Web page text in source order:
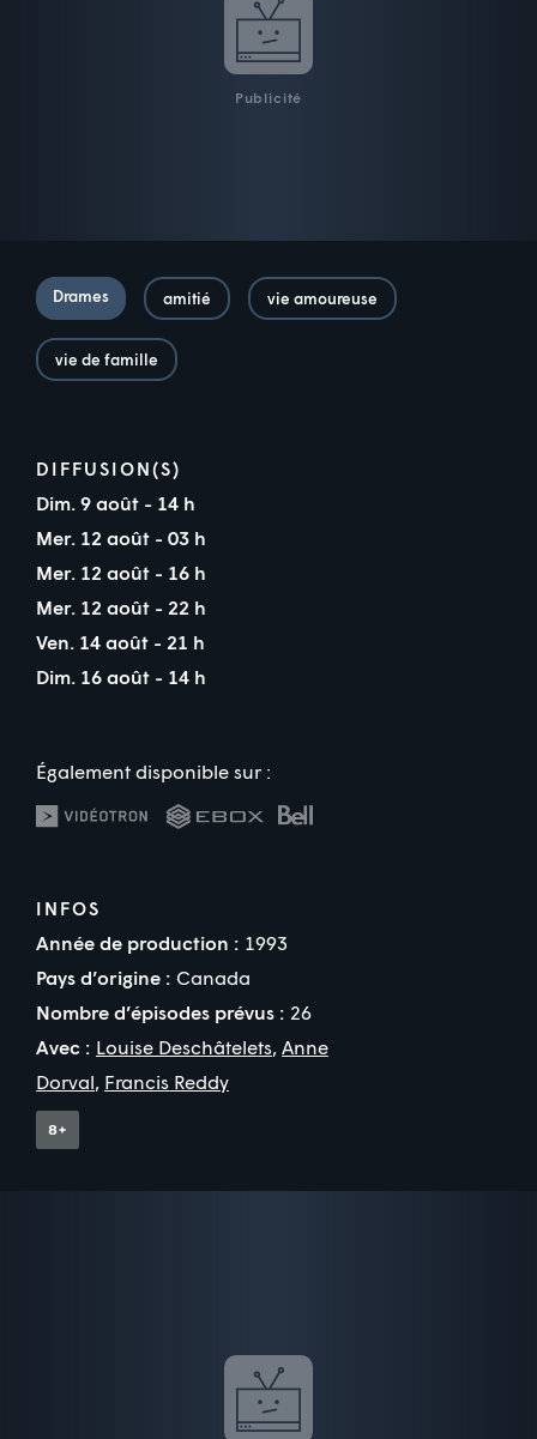
Publicité
Drames amitié vie amoureuse
vie de famille
DIFFUSION(S)
Dim. 9 août - 14 h
Mer. 12 août - 03 h
Mer. 12 août - 16 h
Mer. 12 août - 22 h
Ven. 14 août - 21 h
Dim. 16 août - 14 h
Également disponible sur :
INFOS
Année de production : 1993
Pays d’origine : Canada
Nombre d’épisodes prévus : 26
Avec : Louise Deschâtelets, Anne
Dorval, Francis Reddy